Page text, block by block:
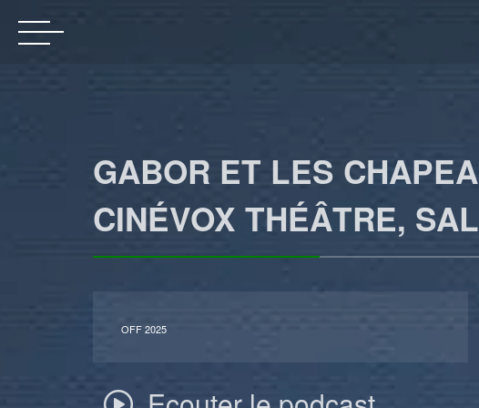
GABOR ET LES
CINÉVOX THÉÂTRE,
OFF 2025